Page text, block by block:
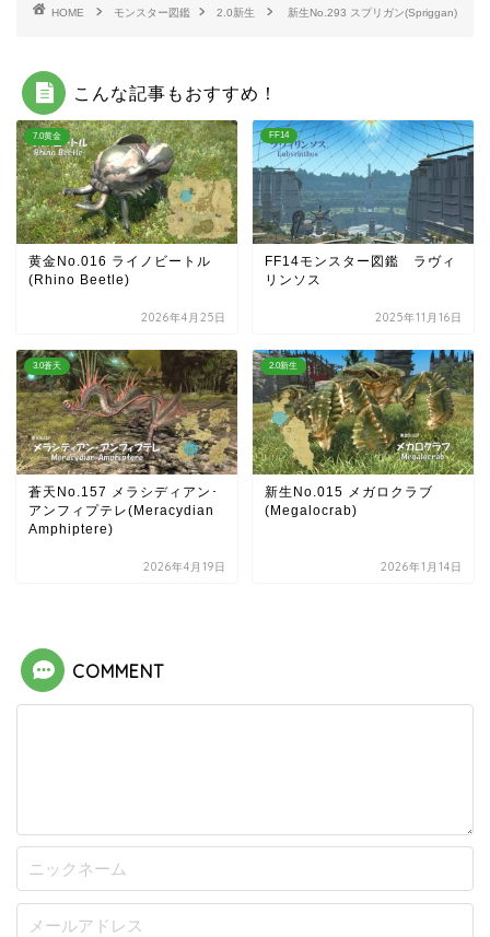
HOME モンスター図鑑 2.0新生 新生No.293 スプリガン(Spriggan)
こんな記事もおすすめ！
7.0黄金
黄金No.016 ライノビートル
(Rhino Beetle)
2026年4月25日
FF14
FF14モンスター図鑑 ラヴィ
リンソス
2025年11月16日
3.0蒼天
蒼天No.157 メラシディアン･
アンフィプテレ(Meracydian
Amphiptere)
2026年4月19日
2.0新生
新生No.015 メガロクラブ
(Megalocrab)
2026年1月14日
COMMENT